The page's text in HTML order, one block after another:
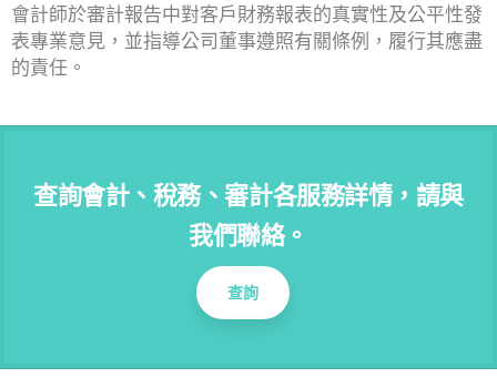
會計師於審計報告中對客戶財務報表的真實性及公平性發
表專業意見，並指導公司董事遵照有關條例，履行其應盡
的責任。
查詢會計、稅務、審計各服務詳情，請與
我們聯絡。
查詢